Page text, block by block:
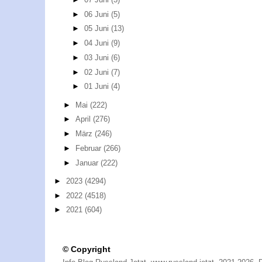
►06 Juni(5)
►05 Juni(13)
►04 Juni(9)
►03 Juni(6)
►02 Juni(7)
►01 Juni(4)
► Mai (222)
► April (276)
►
März (246)
►
Februar (266)
► Januar (222)
► 2023 (4294)
► 2022 (4518)
► 2021 (604)
© Copyright